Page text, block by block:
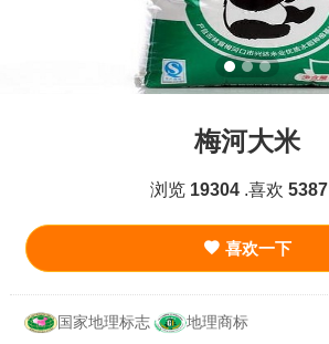
梅河大米
浏览 19304.喜欢 5387
喜欢一下
国家地理标志 地理商标